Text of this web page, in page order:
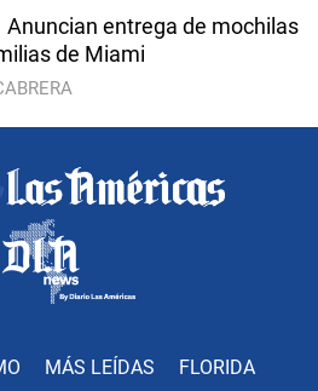
Anuncian entrega de mochilas
de Miami
MÁS LEÍDAS FLORIDA